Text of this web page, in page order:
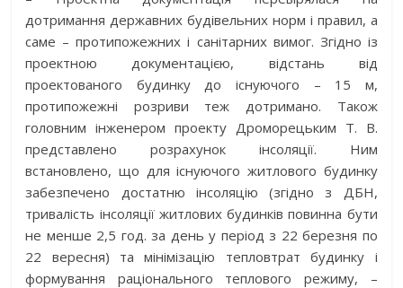
дотримання державних будівельних норм і правил, а
саме – протипожежних і санітарних вимог. Згідно із
проектною документацією, відстань від
проектованого будинку до існуючого – 15 м,
протипожежні розриви теж дотримано. Також
головним інженером проекту Дроморецьким Т. В.
представлено розрахунок інсоляції. Ним
встановлено, що для існуючого житлового будинку
забезпечено достатню інсоляцію (згідно з ДБН,
тривалість інсоляції житлових будинків повинна бути
не менше 2,5 год. за день у період з 22 березня по
22 вересня) та мінімізацію тепловтрат будинку і
формування раціонального теплового режиму, –